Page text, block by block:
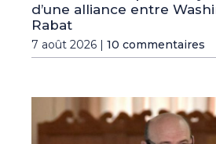
d’une alliance entre
Rabat
7 août 2026 | 10 commentaires